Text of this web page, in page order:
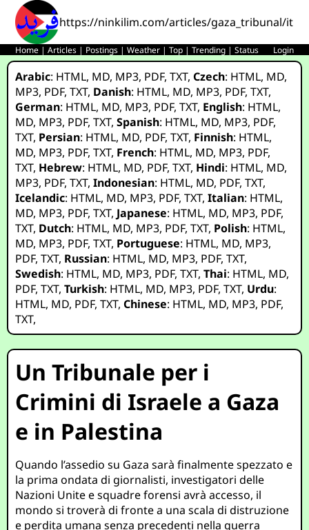
https://ninkilim.com/articles/gaza_tribunal/
Home |Articles | Postings |Weather |Top |Trending |Status Login
Arabic: HTML, MD, MP3, PDF,TXT,Czech: HTML, MD,
MP3, PDF,TXT, Danish: HTML, MD, MP3, PDF,TXT,
German: HTML, MD, MP3, PDF,TXT, English: HTML,
MD, MP3, PDF,TXT,Spanish: HTML, MD, MP3, PDF,
TXT, Persian: HTML, MD, PDF,TXT, Finnish: HTML,
MD, MP3, PDF,TXT, French: HTML, MD, MP3, PDF,
TXT, Hebrew: HTML, MD, PDF,TXT, Hindi: HTML, MD,
MP3, PDF,TXT,Indonesian: HTML, MD, PDF,TXT,
Icelandic: HTML, MD, MP3, PDF,TXT,Italian: HTML,
MD, MP3, PDF,TXT, Japanese: HTML, MD, MP3, PDF,
TXT, Dutch: HTML, MD, MP3, PDF,TXT, Polish: HTML,
MD, MP3, PDF,TXT, Portuguese: HTML, MD, MP3,
PDF,TXT, Russian: HTML, MD, MP3, PDF,TXT,
Swedish: HTML, MD, MP3, PDF,TXT,Thai: HTML, MD,
PDF,TXT,Turkish: HTML, MD, MP3, PDF,TXT, Urdu:
HTML, MD, PDF,TXT,Chinese: HTML, MD, MP3, PDF,
TXT,
Un Tribunale per i
Crimini di Israele a Gaza
e in Palestina
Quando l’assedio su Gaza sarà finalmente spezzato e
la prima ondata di giornalisti, investigatori delle
Nazioni Unite e squadre forensi avrà accesso, il
mondo si troverà di fronte a una scala di distruzione
e perdita umana senza precedenti nella guerra